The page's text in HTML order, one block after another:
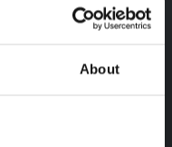
About
!